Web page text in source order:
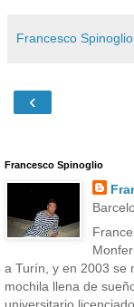
Francesco Spinoglio
‹
Francesco Spinoglio
a Turín, y en 2003 se
mochila llena de